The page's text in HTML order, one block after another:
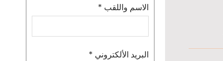
الاسم واللقب *
البريد الألكتروني *